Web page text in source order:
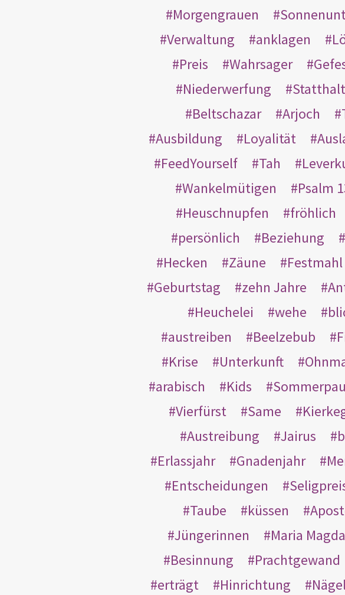
Morgengrauen
Verwaltung
anklagen
Preis
Wahrsager
Niederwerfung
Beltschazar
Arjoch
Ausbildung
Loyalität
FeedYourself
Tah
Wankelmütigen
Psalm
Heuschnupfen
fröhlich
persönlich
Beziehung
Hecken
Zäune Festmahl
Geburtstag
zehn Jahre
Heuchelei
wehe
austreiben
Beelzebub
Krise
Unterkunft
arabisch
Kids
Vierfürst
Same
Austreibung
Jairus
Erlassjahr
Gnadenjahr
Entscheidungen
Taube
küssen
Jüngerinnen
Maria
Besinnung
Prachtgewand
erträgt
Hinrichtung